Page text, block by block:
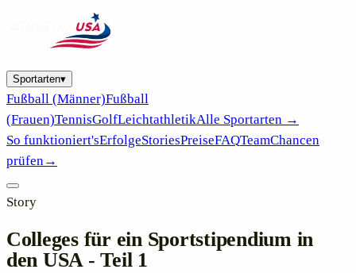
Sportarten▾
Fußball (Männer)Fußball
(Frauen)TennisGolfLeichtathletikAlle Sportarten →
So funktioniert'sErfolgeStoriesPreiseFAQTeamChancen
prüfen→
Story
Colleges für ein Sportstipendium in
den USA - Teil 1